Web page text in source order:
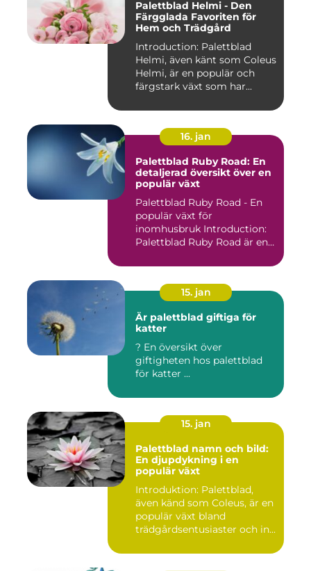
Palettblad Helmi - Den
Färgglada Favoriten för
Hem och Trädgård
Introduction: Palettblad
Helmi, även känt som Coleus
Helmi, är en populär och
färgstark växt som har...
16. jan
Palettblad Ruby Road: En
detaljerad översikt över en
populär växt
Palettblad Ruby Road - En
populär växt för
inomhusbruk Introduction:
Palettblad Ruby Road är en
15. jan
Är palettblad giftiga för
katter
? En översikt över
giftigheten hos palettblad
för katter ...
15. jan
Palettblad namn och bild:
En djupdykning i en
populär växt
Introduktion: Palettblad,
även känd som Coleus, är en
populär växt bland
trädgårdsentusiaster och in...